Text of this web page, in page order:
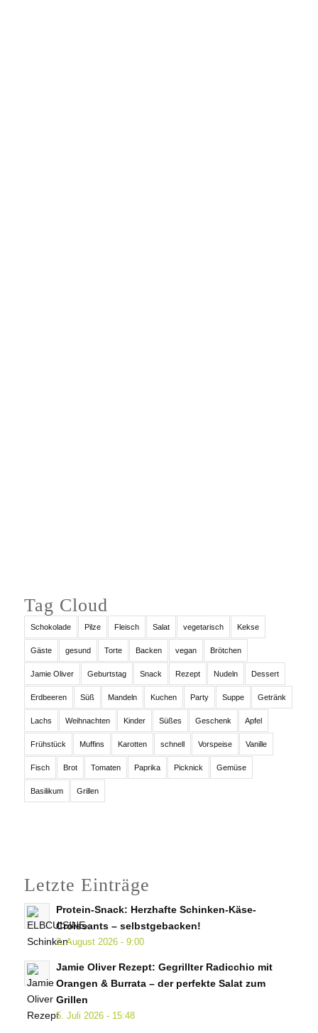
Tag Cloud
Schokolade Pilze Fleisch Salat vegetarisch Kekse
Gäste gesund Torte Backen vegan Brötchen
Jamie Oliver Geburtstag Snack Rezept Nudeln Dessert
Erdbeeren Süß Mandeln Kuchen Party Suppe Getränk
Lachs Weihnachten Kinder Süßes Geschenk Apfel
Frühstück Muffins Karotten schnell Vorspeise Vanille
Fisch Brot Tomaten Paprika Picknick Gemüse
Basilikum Grillen
Letzte Einträge
Protein-Snack: Herzhafte Schinken-Käse-
Croissants – selbstgebacken!
2. August 2026 - 9:00
Jamie Oliver Rezept: Gegrillter Radicchio mit
Orangen & Burrata – der perfekte Salat zum
Grillen
5. Juli 2026 - 15:48